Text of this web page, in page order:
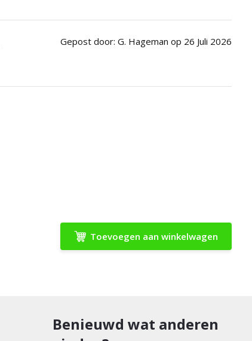
Gepost door: G. Hageman op 26 Juli 2026
Toevoegen aan winkelwagen
Benieuwd wat anderen